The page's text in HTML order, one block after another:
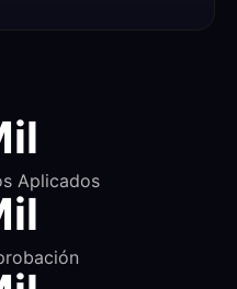
Aplicados